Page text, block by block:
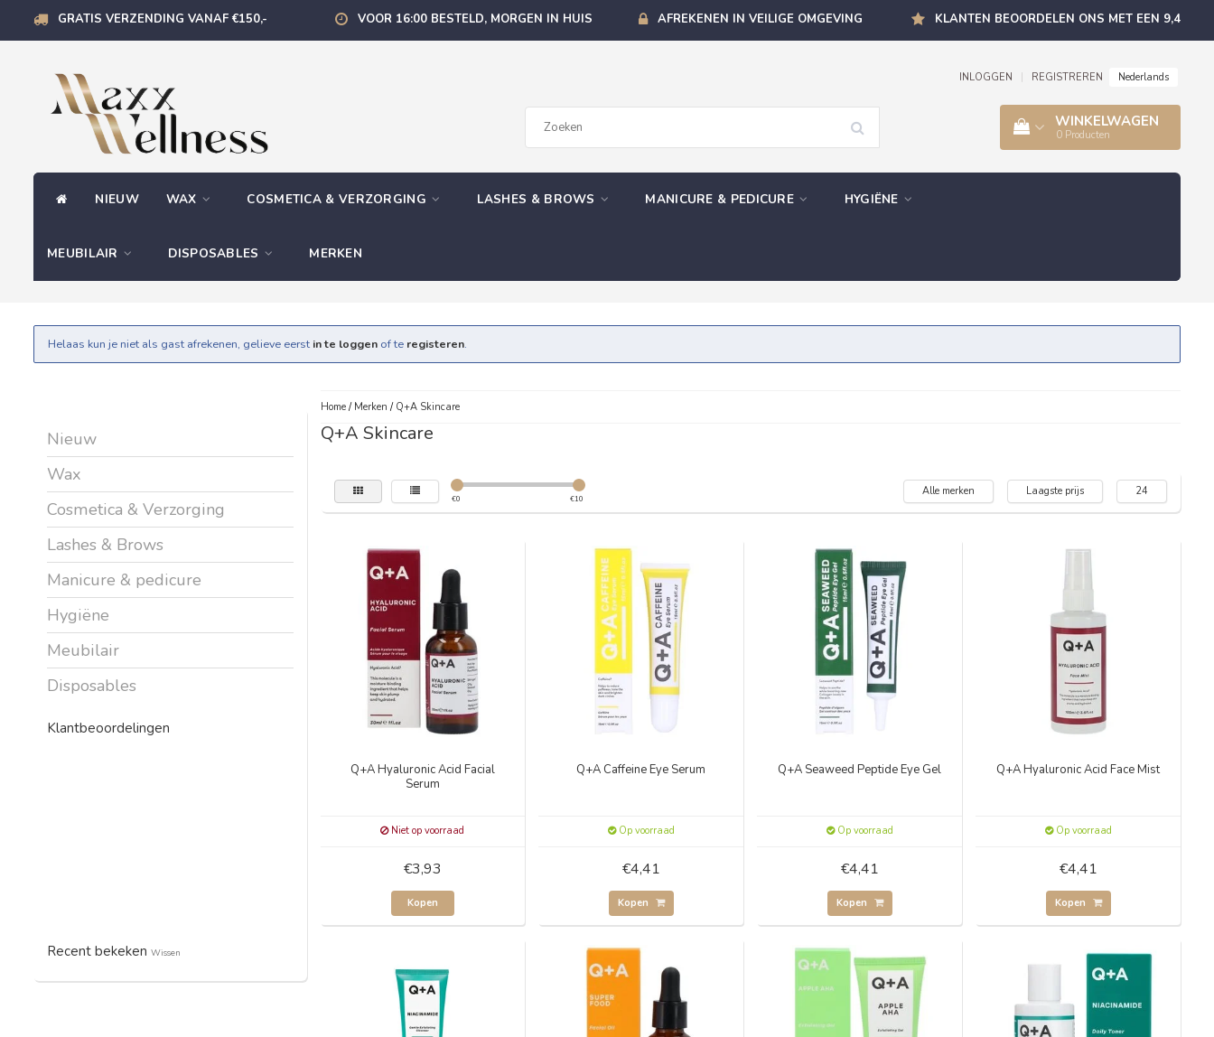
GRATIS VERZENDING VANAF €150,- VOOR 16:00 BESTELD, MORGEN IN HUIS AFREKENEN IN VEILIGE OMGEVING KLANTEN BEOORDELEN ONS MET EEN 9,4
INLOGGEN REGISTREREN Nederlands
WINKELWAGEN
0 Producten
NIEUW WAX COSMETICA & VERZORGING LASHES & BROWS MANICURE & PEDICURE HYGIËNE
MEUBILAIR DISPOSABLES MERKEN
Helaas kun je niet als gast afrekenen, gelieve eerst in te loggen of te registeren.
Nieuw
Wax
Cosmetica & Verzorging
Lashes & Brows
Manicure & pedicure
Hygiëne
Meubilair
Disposables
Klantbeoordelingen
Recent bekeken Wissen
Home/ Merken / Q+A Skincare
Q+A Skincare
€0 €10
Alle merken Laagste prijs 24
Q+A Hyaluronic Acid Facial
Serum
Niet op voorraad
€3,93
Kopen
Q+A Caffeine Eye Serum
Op voorraad
€4,41
Kopen
Q+A Seaweed Peptide Eye Gel
Op voorraad
€4,41
Kopen
Q+A Hyaluronic Acid Face Mist
Op voorraad
€4,41
Kopen